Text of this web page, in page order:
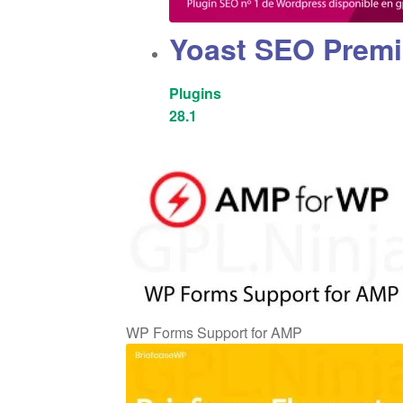
Yoast SEO
Plugins
28.1
WP Forms Support for AMP